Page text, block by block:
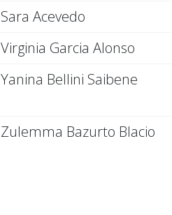
Sara Acevedo
Virginia Garcia Alonso
Yanina Bellini Saibene
Zulemma Bazurto Blacio